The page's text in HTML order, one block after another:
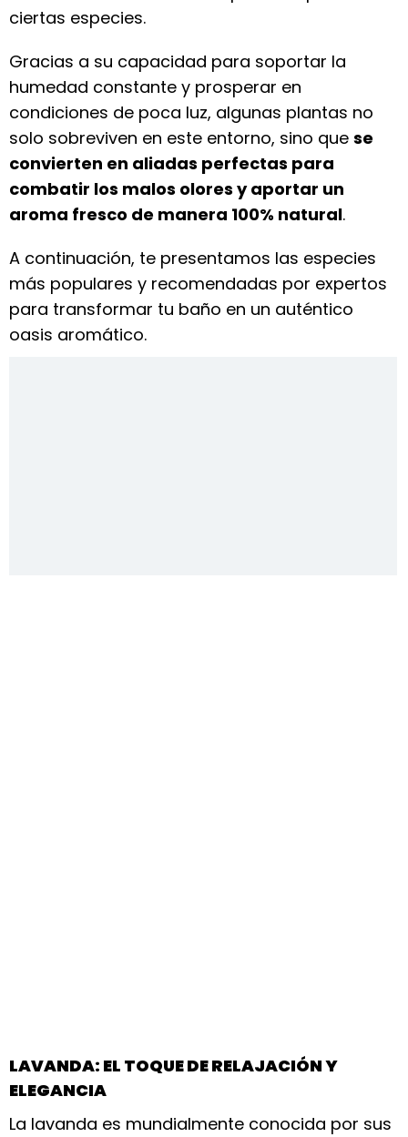
ciertas especies.
Gracias a su capacidad para soportar la
humedad constante y prosperar en
condiciones de poca luz, algunas plantas no
solo sobreviven en este entorno, sino que se
convierten en aliadas perfectas para
combatir los malos olores y aportar un
aroma fresco de manera 100% natural.
A continuación, te presentamos las especies
más populares y recomendadas por expertos
para transformar tu baño en un auténtico
oasis aromático.
LAVANDA: EL TOQUE DE RELAJACIÓN Y
ELEGANCIA
La lavanda es mundialmente conocida por sus